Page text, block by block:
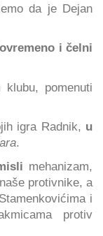
da je Dejan
i čelni
pomenuti
igra Radnik, u
.
mehanizam,
protivnike, a
i
protiv